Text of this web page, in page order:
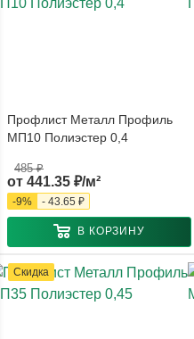
Профлист Металл Профиль
МП10 Полиэстер 0,4
от 441.35 ₽/м²
485 ₽
-9% - 43.65 ₽
В КОРЗИНУ
Скидка